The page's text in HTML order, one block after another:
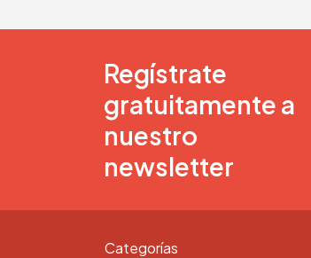
Regístrate
gratuitamente a
nuestro
newsletter
Categorías